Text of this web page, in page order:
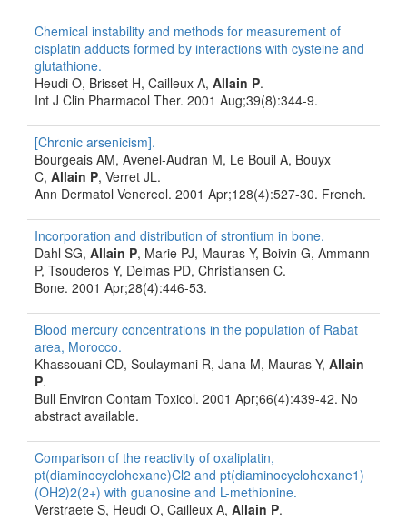
Chemical instability and methods for measurement of
cisplatin adducts formed by interactions with cysteine and
glutathione.
Heudi O, Brisset H, Cailleux A, Allain P.
Int J Clin Pharmacol Ther. 2001 Aug;39(8):344-9.
[Chronic arsenicism].
Bourgeais AM, Avenel-Audran M, Le Bouil A, Bouyx
C, Allain P, Verret JL.
Ann Dermatol Venereol. 2001 Apr;128(4):527-30. French.
Incorporation and distribution of strontium in bone.
Dahl SG, Allain P, Marie PJ, Mauras Y, Boivin G, Ammann
P, Tsouderos Y, Delmas PD, Christiansen C.
Bone. 2001 Apr;28(4):446-53.
Blood mercury concentrations in the population of Rabat
area, Morocco.
Khassouani CD, Soulaymani R, Jana M, Mauras Y, Allain
P.
Bull Environ Contam Toxicol. 2001 Apr;66(4):439-42. No
abstract available.
Comparison of the reactivity of oxaliplatin,
pt(diaminocyclohexane)Cl2 and pt(diaminocyclohexane1)
(OH2)2(2+) with guanosine and L-methionine.
Verstraete S, Heudi O, Cailleux A, Allain P.